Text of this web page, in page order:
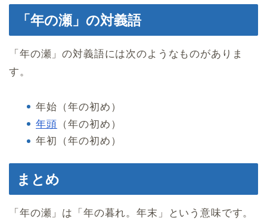
「年の瀬」の対義語
「年の瀬」の対義語には次のようなものがありま
す。
年始（年の初め）
年頭 （年の初め）
年初（年の初め）
まとめ
「年の瀬」は「年の暮れ。年末」という意味です。